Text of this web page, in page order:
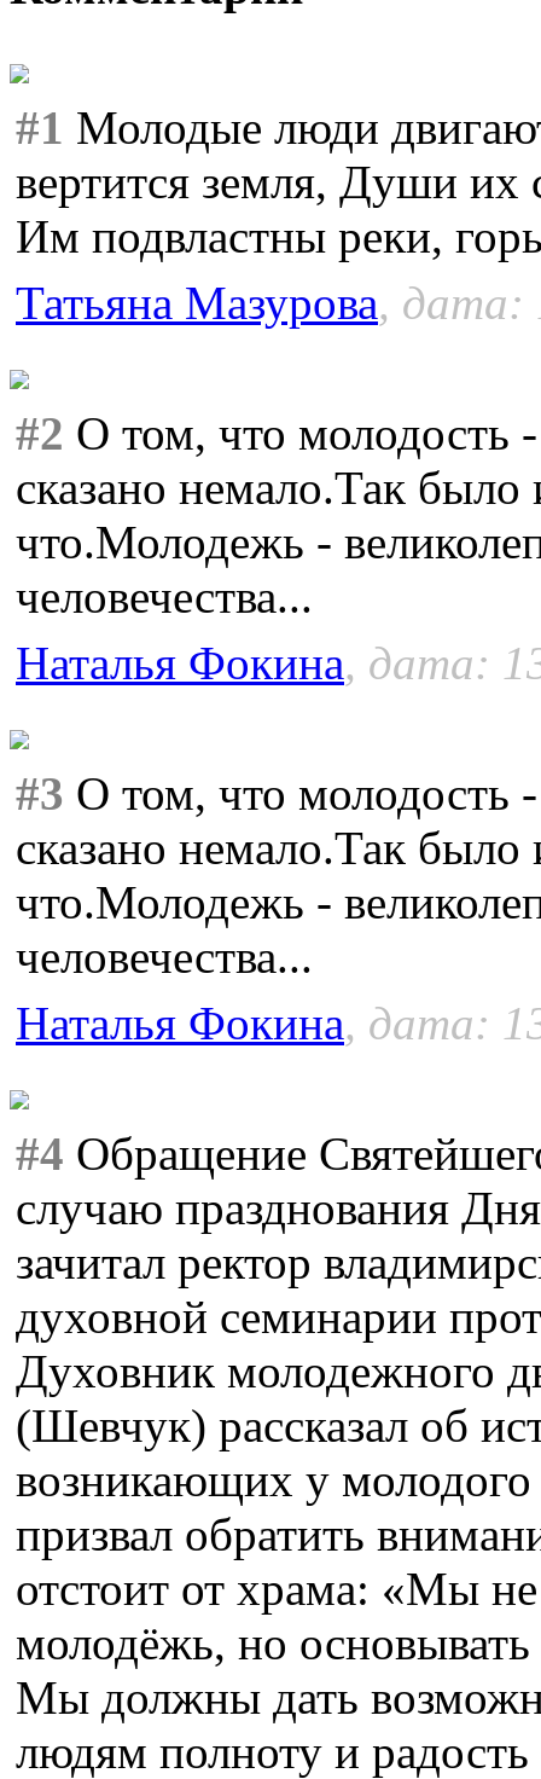
#1 Молодые люди
вертится земля, Души их
Им подвластны реки,
Татьяна Мазурова, дата:
#2 О том, что молодость
сказано немало.Так было
что.Молодежь -
человечества...
Наталья Фокина, дата:
#3 О том, что молодость
сказано немало.Так было
что.Молодежь -
человечества...
Наталья Фокина, дата:
#4 Обращение
случаю празднования
зачитал ректор
духовной семинарии
Духовник молодежного
(Шевчук) рассказал об
возникающих у молодого
призвал обратить
отстоит от храма: «Мы
молодёжь, но
Мы должны дать
людям полноту и радость